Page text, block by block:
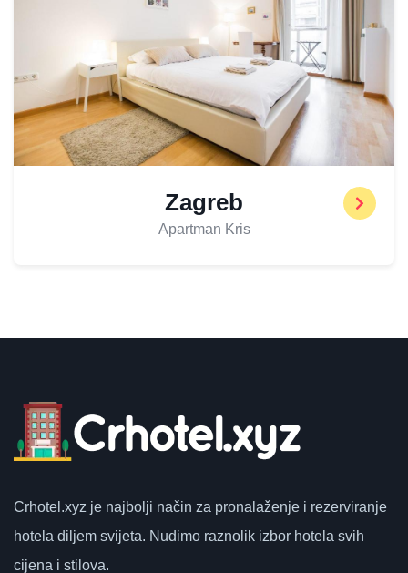
Zagreb
Apartman Kris
Crhotel.xyz je najbolji način za pronalaženje i rezerviranje
hotela diljem svijeta. Nudimo raznolik izbor hotela svih
cijena i stilova.